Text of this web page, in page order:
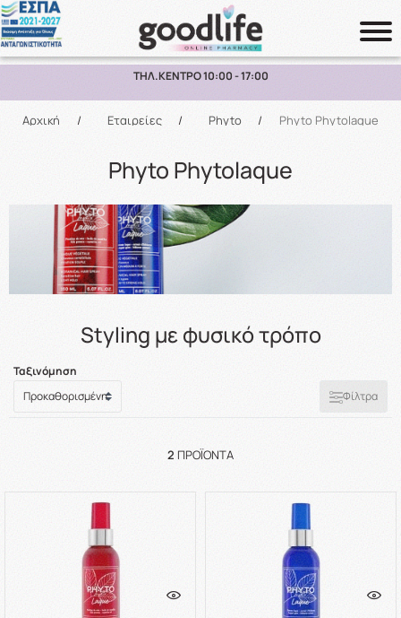
Αναζήτηση
ΤΗΛ.ΚΕΝΤΡΟ 10:00 - 17:00
Αρχική / Εταιρείες / Phyto / Phyto Phytolaque
Phyto Phytolaque
Styling με φυσικό τρόπο
Ταξινόμηση
Φίλτρα
2 ΠΡΟΪΌΝΤΑ